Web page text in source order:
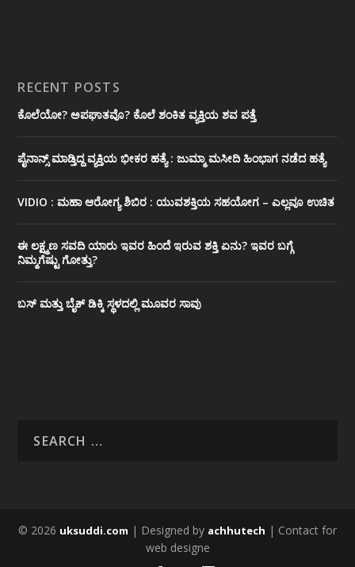
RECENT POSTS
ಕೊಲೆಯೋ? ಅಪಘಾತವೊ? ಕೊಲೆ ಶಂಕಿತ ವ್ಯಕ್ತಿಯ ಶವ ಪತ್ತೆ
ಪೈನಾನ್ಸ್ ಮಾಡ್ತಿದ್ದ ವ್ಯಕ್ತಿಯ ಭೀಕರ‌ ಹತ್ಯೆ : ಜುಮ್ಮಾ ಮಸೀದಿ ಹಿಂಭಾಗ ನಡೆದ ಹತ್ಯೆ
VIDIO : ಮಹಾ ಆರೋಗ್ಯ ಶಿಬಿರ : ಯುವಶಕ್ತಿಯ ಸಹಯೋಗ – ಎಲ್ಲವೂ ಉಚಿತ
ಈ ಲಕ್ಷ್ಮಣ ಸವದಿ ಯಾರು ಇವರ ಹಿಂದೆ ಇರುವ ಶಕ್ತಿ ಏನು? ಇವರ ಬಗ್ಗೆ
ನಿಮ್ಮಗೆಷ್ಟು ಗೋತ್ತು?
ಬಸ್ ಮತ್ತು ಬೈಕ್ ಡಿಕ್ಕಿ ಸ್ಥಳದಲ್ಲಿ ಮೂವರ ಸಾವು
© 2026 uksuddi.com | Designed by achhutech | Contact for
web designe